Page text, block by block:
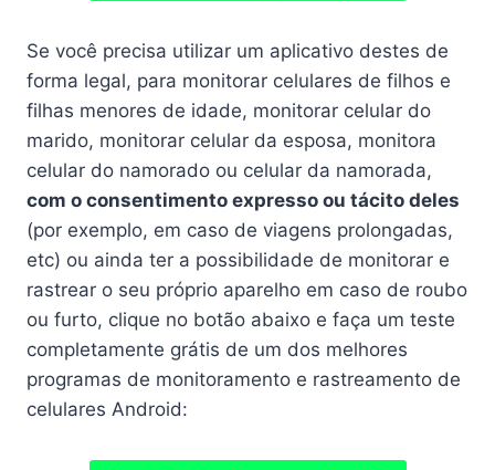
Se você precisa utilizar um aplicativo destes de
forma legal, para monitorar celulares de filhos e
filhas menores de idade, monitorar celular do
marido, monitorar celular da esposa, monitora
celular do namorado ou celular da namorada,
com o consentimento expresso ou tácito deles
(por exemplo, em caso de viagens prolongadas,
etc) ou ainda ter a possibilidade de monitorar e
rastrear o seu próprio aparelho em caso de roubo
ou furto, clique no botão abaixo e faça um teste
completamente grátis de um dos melhores
programas de monitoramento e rastreamento de
celulares Android: